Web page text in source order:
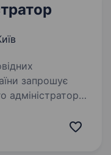
запрошує
адміністратора!
Policy,